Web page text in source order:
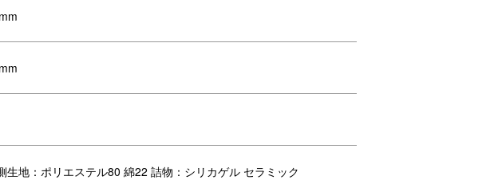
生地：ポリエステル80 綿22 詰物：シリカゲル セラミック